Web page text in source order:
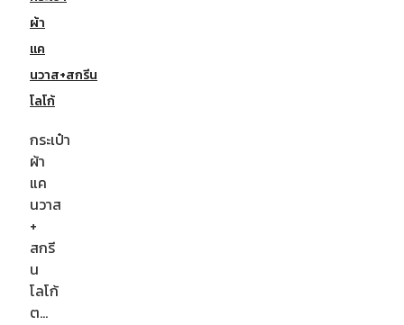
ผ้า
แค
นวาส+สกรีน
โลโก้
กระเป๋า
ผ้า
แค
นวาส
+
สกรี
น
โลโก้
ต…